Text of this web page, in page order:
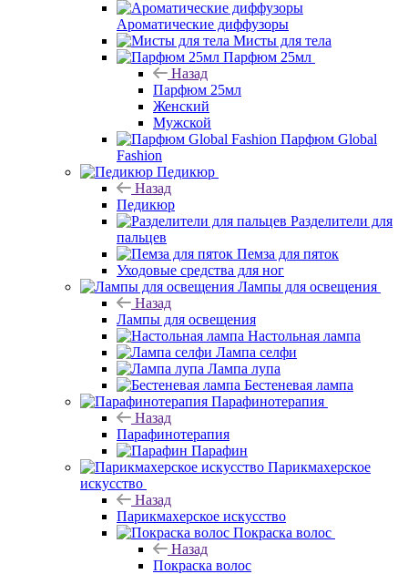
Ароматические диффузоры
Мисты для тела
Парфюм 25мл
Назад
Парфюм 25мл
Женский
Мужской
Парфюм Global
Fashion
Педикюр
Назад
Педикюр
Разделители для
пальцев
Пемза для пяток
Уходовые средства для ног
Лампы для освещения
Назад
Лампы для освещения
Настольная лампа
Лампа селфи
Лампа лупа
Бестеневая лампа
Парафинотерапия
Назад
Парафинотерапия
Парафин
Парикмахерское
искусство
Назад
Парикмахерское искусство
Покраска волос
Назад
Покраска волос